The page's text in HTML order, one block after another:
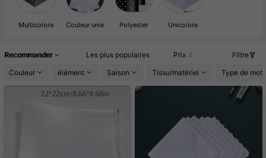
Mouchoir De Poche
Multicolore Couleur unie Polyester Unicolore
Recommander Les plus populaires Prix
Filtre
Couleur
élément Saison Tissu/matériel Type de motif